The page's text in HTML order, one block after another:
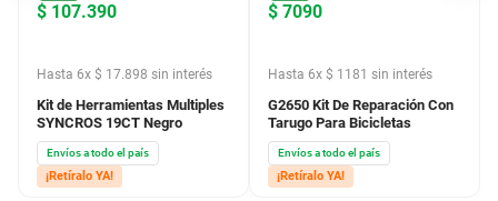
$ 107.390
Hasta 6x $ 17.898 sin interés
Kit de Herramientas Multiples
SYNCROS 19CT Negro
Envíos a todo el país
¡Retíralo YA!
$ 7090
Hasta 6x $ 1181 sin interés
G2650 Kit De Reparación Con
Tarugo Para Bicicletas
Envíos a todo el país
¡Retíralo YA!